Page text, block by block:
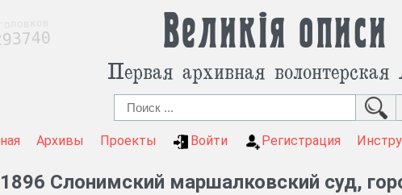
Великія описи
Первая архивная
Архивы Проекты Войти Регистрация
Слонимский маршалковский суд,